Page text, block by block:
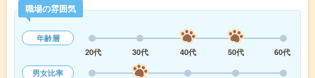
職場の雰囲気
年齢層
20代
30代 40代 50代
60代
男女比率